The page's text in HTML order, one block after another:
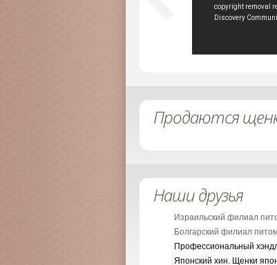
Продаются
Наши друзья
Израильский филиал
Болгарский филиал
Профессиональный
Японский хин. Щенки